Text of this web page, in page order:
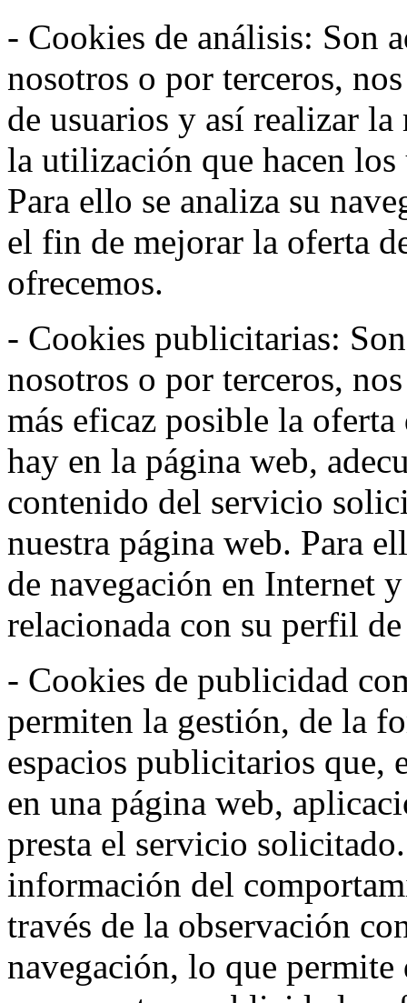
- Cookies de análisis: Son
nosotros o por terceros,
de usuarios y así realizar
la utilización que hacen
Para ello se analiza su
el fin de mejorar la oferta
ofrecemos.
- Cookies publicitarias:
nosotros o por terceros,
más eficaz posible la
hay en la página web,
contenido del servicio
nuestra página web. Para
de navegación en Internet
relacionada con su perfil
- Cookies de publicidad
permiten la gestión, de la
espacios publicitarios que,
en una página web,
presta el servicio
información del
través de la observación
navegación, lo que